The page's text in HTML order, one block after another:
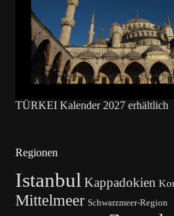
TÜRKEI Kalender 2027 erhältlich
Regionen
Istanbul Kappadokien
Mittelmeer Schwarzmeer-Region